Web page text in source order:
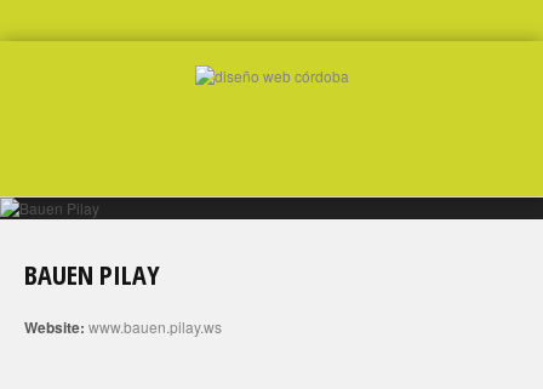
BAUEN PILAY
Website: www.bauen.pilay.ws